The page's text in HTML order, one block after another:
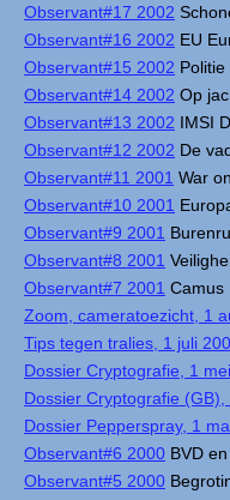
Observant#17 2002
Observant#16 2002 EU
Observant#15 2002
Observant#14 2002 Op
Observant#13 2002 IMSI
Observant#12 2002 De
Observant#11 2001 War
Observant#10 2001
Observant#9 2001
Observant#8 2001
Observant#7 2001 Camus
Zoom, cameratoezicht, 1
Tips tegen tralies, 1 juli
Dossier Cryptografie, 1
Dossier Cryptografie
Dossier Pepperspray, 1
Observant#6 2000 BVD
Observant#5 2000